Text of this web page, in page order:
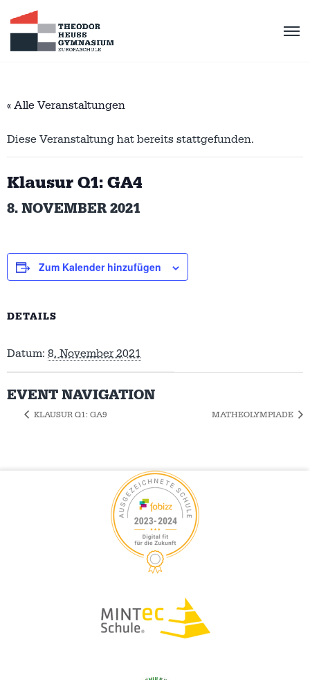
« Alle Veranstaltungen
Diese Veranstaltung hat bereits stattgefunden.
Klausur Q1: GA4
8. NOVEMBER 2021
Zum Kalender hinzufügen
DETAILS
Datum: 8. November 2021
EVENT NAVIGATION
KLAUSUR Q1: GA9 MATHEOLYMPIADE